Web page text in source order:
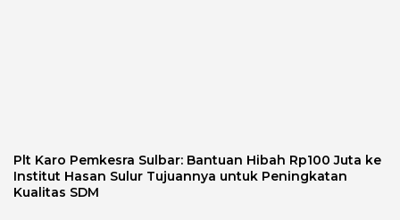
Plt Karo Pemkesra Sulbar: Bantuan Hibah Rp100 Juta ke
Institut Hasan Sulur Tujuannya untuk Peningkatan
Kualitas SDM